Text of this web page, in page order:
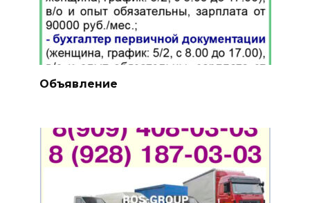
Объявление